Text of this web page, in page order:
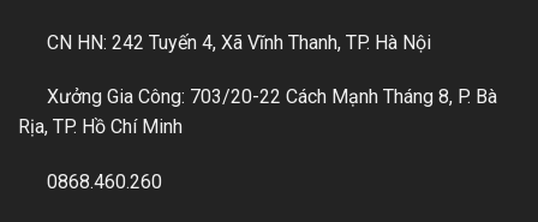
CN HN: 242 Tuyến 4, Xã Vĩnh Thanh, TP. Hà Nội
Xưởng Gia Công: 703/20-22 Cách Mạnh Tháng 8, P. Bà
Rịa, TP. Hồ Chí Minh
0868.460.260